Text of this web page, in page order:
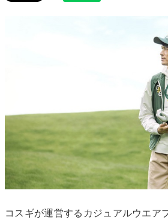
コスギが運営するカジュアルウエア